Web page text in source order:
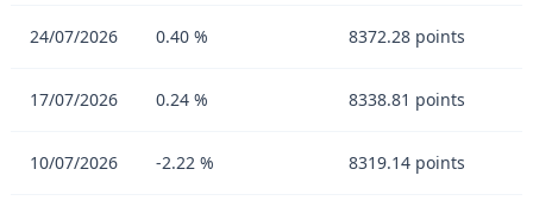
24/07/2026 0.40 % 8372.28 points
17/07/2026 0.24 % 8338.81 points
10/07/2026 -2.22 % 8319.14 points